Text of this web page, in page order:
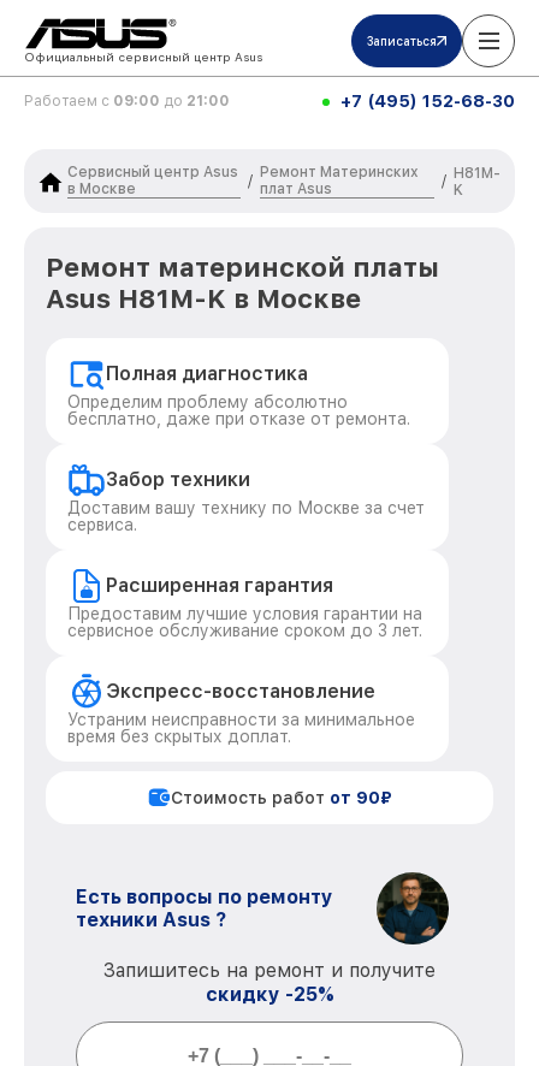
Официальный сервисный центр Asus
Записаться
Работаем с 09:00 до 21:00 +7 (495) 152-68-30
Сервисный центр Asus
в Москве
/
Ремонт Материнских
плат Asus
/ H81M-
K
Ремонт материнской платы
Asus H81M-K в Москве
Полная диагностика
Определим проблему абсолютно
бесплатно, даже при отказе от ремонта.
Забор техники
Доставим вашу технику по Москве за счет
сервиса.
Расширенная гарантия
Предоставим лучшие условия гарантии на
сервисное обслуживание сроком до 3 лет.
Экспресс-восстановление
Устраним неисправности за минимальное
время без скрытых доплат.
Стоимость работ от 90₽
Есть вопросы по ремонту
техники Asus ?
Запишитесь на ремонт и получите
скидку -25%